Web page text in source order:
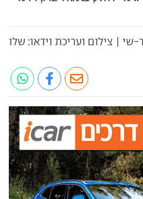
| צילום ועריכת וידאו: שלו